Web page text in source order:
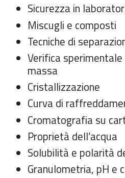
Sicurezza in
Miscugli e composti
Tecniche di
Verifica
massa
Cristallizzazione
Curva di
Cromatografia su
Proprietà dell’acqua
Solubilità e polarità
Granulometria, pH e